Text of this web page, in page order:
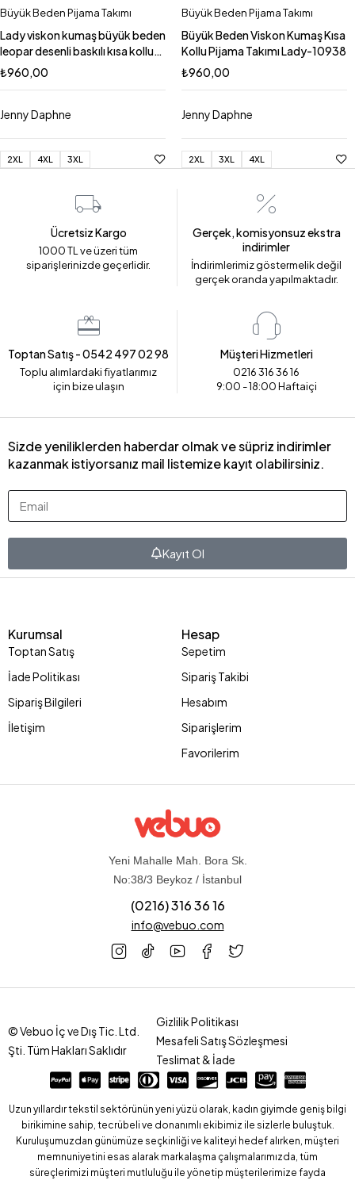
Büyük Beden Pijama Takımı
Lady viskon kumaş büyük beden
leopar desenli baskılı kısa kollu
uzun pijama takımı 10987
₺960,00
Jenny Daphne
2XL 4XL 3XL
Büyük Beden Pijama Takımı
Büyük Beden Viskon Kumaş Kısa
Kollu Pijama Takımı Lady-10938
₺960,00
Jenny Daphne
2XL 3XL 4XL
Ücretsiz Kargo
1000 TL ve üzeri tüm
siparişlerinizde geçerlidir.
Gerçek, komisyonsuz ekstra
indirimler
İndirimlerimiz göstermelik değil
gerçek oranda yapılmaktadır.
Toptan Satış - 0542 497 02 98
Toplu alımlardaki fiyatlarımız
için bize ulaşın
Müşteri Hizmetleri
0216 316 36 16
9:00 - 18:00 Haftaiçi
Yeni Mahalle Mah. Bora Sk.
No:38/3 Beykoz / İstanbul
(0216) 316 36 16
info@vebuo.com
Kurumsal
Toptan Satış
İade Politikası
Sipariş Bilgileri
İletişim
Hesap
Sepetim
Sipariş Takibi
Hesabım
Siparişlerim
Favorilerim
Sizde yeniliklerden haberdar olmak ve süpriz indirimler
kazanmak istiyorsanız mail listemize kayıt olabilirsiniz.
Kayıt Ol
© Vebuo İç ve Dış Tic. Ltd.
Şti. Tüm Hakları Saklıdır
Gizlilik Politikası
Mesafeli Satış Sözleşmesi
Teslimat & İade
Uzun yıllardır tekstil sektörünün yeni yüzü olarak, kadın giyimde geniş bilgi
birikimine sahip, tecrübeli ve donanımlı ekibimiz ile sizlerle buluştuk.
Kuruluşumuzdan günümüze seçkinliği ve kaliteyi hedef alırken, müşteri
memnuniyetini esas alarak markalaşma çalışmalarımızda, tüm
süreçlerimizi müşteri mutluluğu ile yönetip müşterilerimize fayda